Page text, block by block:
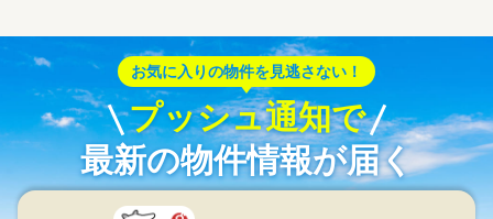
お気に入りの物件を見逃さない！
プッシュ通知で
最新の物件情報が届く